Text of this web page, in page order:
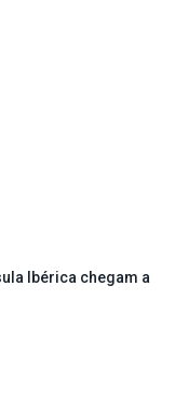
Ibérica chegam a